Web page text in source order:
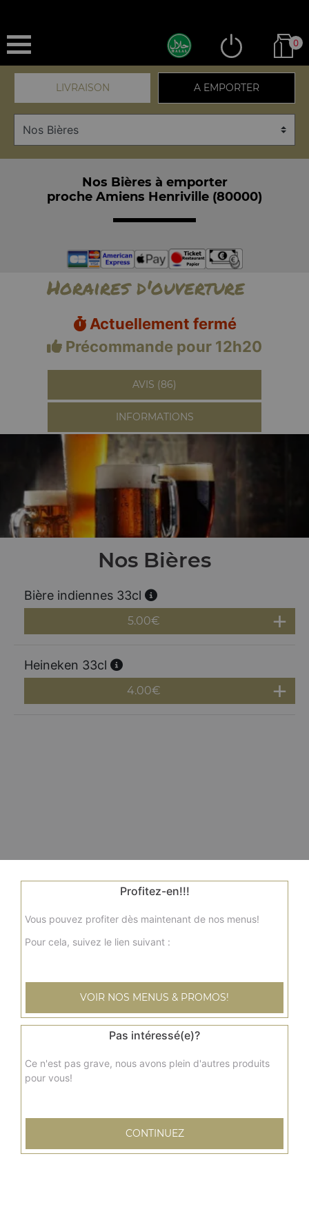
0
LIVRAISON A EMPORTER
Nos Bières à emporter
proche Amiens Henriville (80000)
Horaires d'ouverture
Actuellement fermé
Précommande pour 12h20
AVIS (86)
INFORMATIONS
Nos Bières
Bière indiennes 33cl
5.00€
Heineken 33cl
4.00€
Profitez-en!!!
Vous pouvez profiter dès maintenant de nos menus!
Pour cela, suivez le lien suivant :
VOIR NOS MENUS & PROMOS!
Pas intéressé(e)?
Ce n'est pas grave, nous avons plein d'autres produits
pour vous!
CONTINUEZ